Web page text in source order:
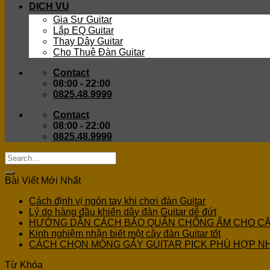
DỊCH VỤ
Gia Sư Guitar
Lắp EQ Guitar
Thay Dây Guitar
Cho Thuê Đàn Guitar
Contact
08:00 - 22:00
0825.48.9999
Contact
08:00 - 22:00
0825.48.9999
Bài Viết Mới Nhất
Cách định vị ngón tay khi chơi đàn Guitar
Lý do hàng đầu khiến dây đàn Guitar dễ đứt
HƯỚNG DẪN CÁCH BẢO QUẢN CHỐNG ẨM CHO
Kinh nghiệm nhận biết một cây đàn Guitar tốt
CÁCH CHỌN MÓNG GẢY GUITAR PICK PHÙ HỢP
Từ Khóa